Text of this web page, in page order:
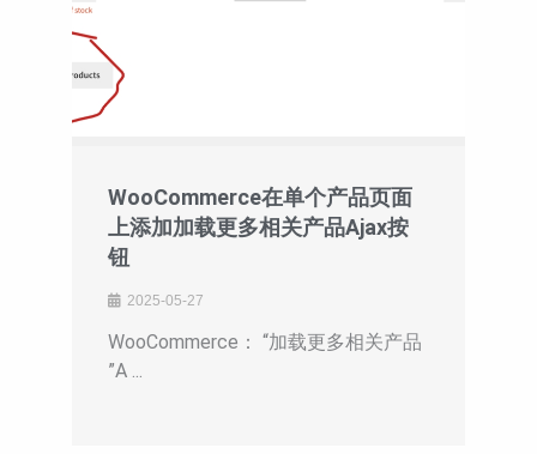
WooCommerce在单个产品页面
上添加加载更多相关产品Ajax按
钮
2025-05-27
WooCommerce： “加载更多相关产品
”A ...